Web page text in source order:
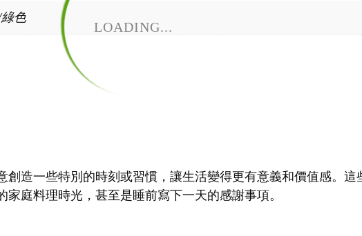
LOADING...
色
創造一些特別的時刻或習慣，讓生活變得更有意義和價值感。
庭料理時光，甚至是睡前寫下一天的感謝事項。